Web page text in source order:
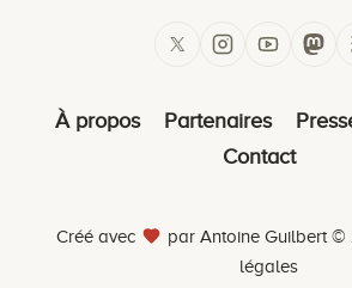
À propos Partenaires
Contact
Créé avec par Antoine Guilbert ©
légales